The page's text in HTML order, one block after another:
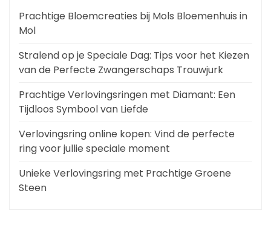
Prachtige Bloemcreaties bij Mols Bloemenhuis in
Mol
Stralend op je Speciale Dag: Tips voor het Kiezen
van de Perfecte Zwangerschaps Trouwjurk
Prachtige Verlovingsringen met Diamant: Een
Tijdloos Symbool van Liefde
Verlovingsring online kopen: Vind de perfecte
ring voor jullie speciale moment
Unieke Verlovingsring met Prachtige Groene
Steen